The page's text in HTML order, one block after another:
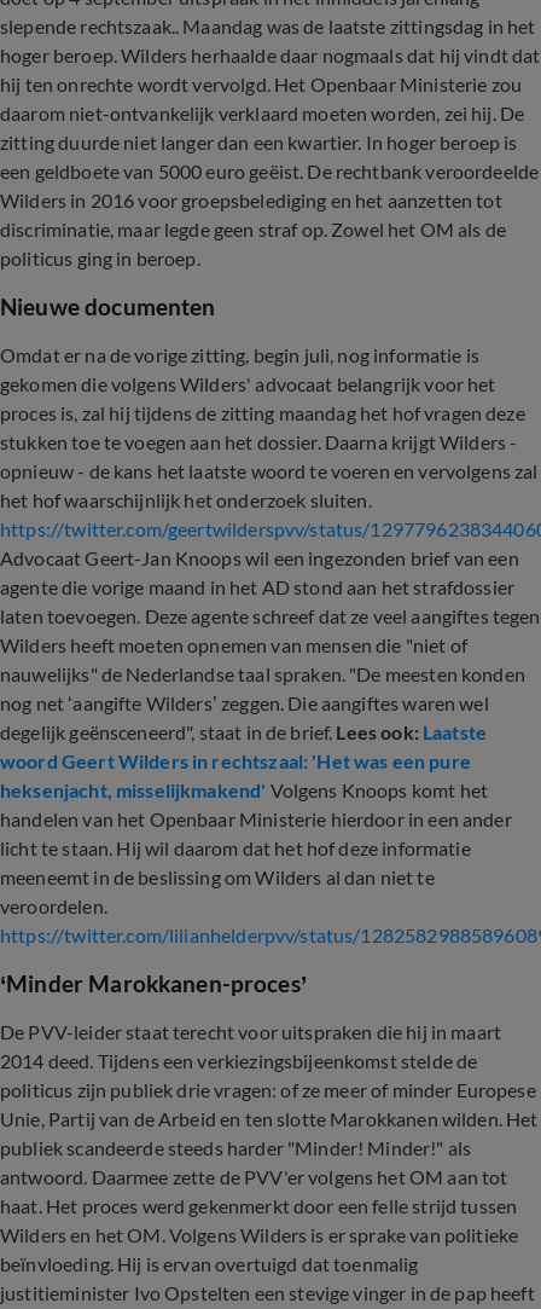
slepende rechtszaak.. Maandag was de laatste zittingsdag in het
hoger beroep. Wilders herhaalde daar nogmaals dat hij vindt dat
hij ten onrechte wordt vervolgd. Het Openbaar Ministerie zou
daarom niet-ontvankelijk verklaard moeten worden, zei hij. De
zitting duurde niet langer dan een kwartier. In hoger beroep is
een geldboete van 5000 euro geëist. De rechtbank veroordeelde
Wilders in 2016 voor groepsbelediging en het aanzetten tot
discriminatie, maar legde geen straf op. Zowel het OM als de
politicus ging in beroep.
Nieuwe documenten
Omdat er na de vorige zitting, begin juli, nog informatie is
gekomen die volgens Wilders' advocaat belangrijk voor het
proces is, zal hij tijdens de zitting maandag het hof vragen deze
stukken toe te voegen aan het dossier. Daarna krijgt Wilders -
opnieuw - de kans het laatste woord te voeren en vervolgens zal
het hof waarschijnlijk het onderzoek sluiten.
https://twitter.com/geertwilderspvv/status/
Advocaat Geert-Jan Knoops wil een ingezonden brief van een
agente die vorige maand in het AD stond aan het strafdossier
laten toevoegen. Deze agente schreef dat ze veel aangiftes tegen
Wilders heeft moeten opnemen van mensen die "niet of
nauwelijks" de Nederlandse taal spraken. "De meesten konden
nog net ‘aangifte Wilders’ zeggen. Die aangiftes waren wel
degelijk geënsceneerd", staat in de brief. Lees ook: Laatste
woord Geert Wilders in rechtszaal: 'Het was een pure
heksenjacht, misselijkmakend' Volgens Knoops komt het
handelen van het Openbaar Ministerie hierdoor in een ander
licht te staan. Hij wil daarom dat het hof deze informatie
meeneemt in de beslissing om Wilders al dan niet te
veroordelen.
https://twitter.com/lilianhelderpvv/status/
‘Minder Marokkanen-proces’
De PVV-leider staat terecht voor uitspraken die hij in maart
2014 deed. Tijdens een verkiezingsbijeenkomst stelde de
politicus zijn publiek drie vragen: of ze meer of minder Europese
Unie, Partij van de Arbeid en ten slotte Marokkanen wilden. Het
publiek scandeerde steeds harder "Minder! Minder!" als
antwoord. Daarmee zette de PVV'er volgens het OM aan tot
haat. Het proces werd gekenmerkt door een felle strijd tussen
Wilders en het OM. Volgens Wilders is er sprake van politieke
beïnvloeding. Hij is ervan overtuigd dat toenmalig
justitieminister Ivo Opstelten een stevige vinger in de pap heeft